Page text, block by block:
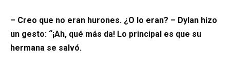
– Creo que no eran hurones. ¿O lo eran? – Dylan hizo
un gesto: “¡Ah, qué más da! Lo principal es que su
hermana se salvó.